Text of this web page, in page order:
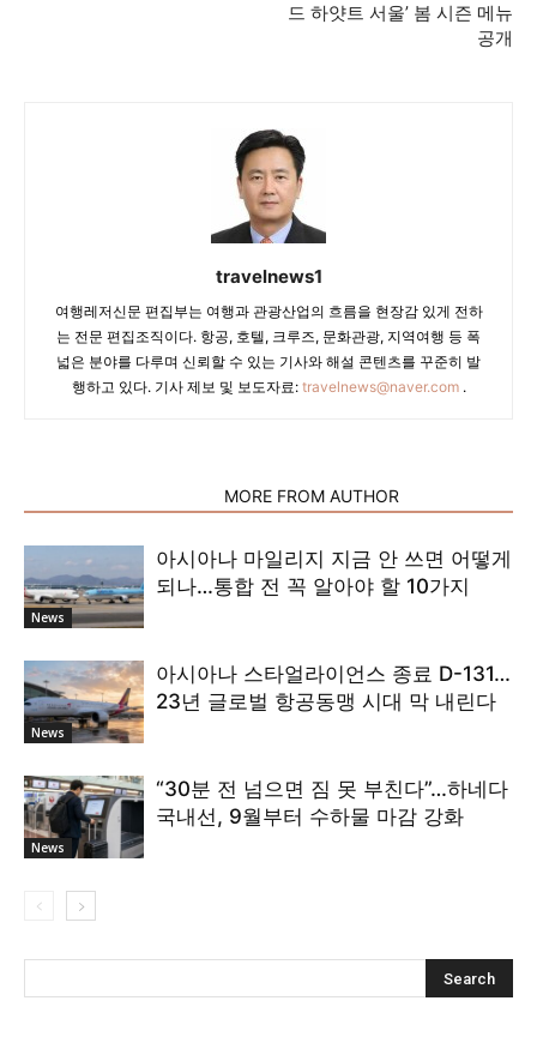
드 하얏트 서울’ 봄 시즌 메뉴
공개
travelnews1
여행레저신문 편집부는 여행과 관광산업의 흐름을 현장감 있게 전하
는 전문 편집조직이다. 항공, 호텔, 크루즈, 문화관광, 지역여행 등 폭
넓은 분야를 다루며 신뢰할 수 있는 기사와 해설 콘텐츠를 꾸준히 발
행하고 있다. 기사 제보 및 보도자료: travelnews@naver.com.
MORE FROM AUTHOR
News
아시아나 마일리지 지금 안 쓰면 어떻게
되나…통합 전 꼭 알아야 할 10가지
News
아시아나 스타얼라이언스 종료 D-131…
23년 글로벌 항공동맹 시대 막 내린다
News
“30분 전 넘으면 짐 못 부친다”…하네다
국내선, 9월부터 수하물 마감 강화